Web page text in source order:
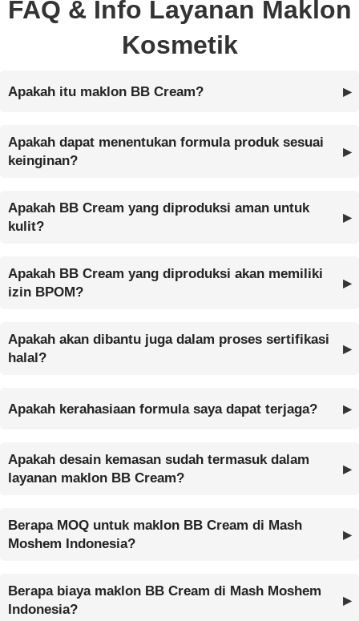
FAQ & Info Layanan Maklon
Kosmetik
Apakah itu maklon BB Cream?
Apakah dapat menentukan formula produk sesuai
keinginan?
Apakah BB Cream yang diproduksi aman untuk
kulit?
Apakah BB Cream yang diproduksi akan memiliki
izin BPOM?
Apakah akan dibantu juga dalam proses sertifikasi
halal?
Apakah kerahasiaan formula saya dapat terjaga?
Apakah desain kemasan sudah termasuk dalam
layanan maklon BB Cream?
Berapa MOQ untuk maklon BB Cream di Mash
Moshem Indonesia?
Berapa biaya maklon BB Cream di Mash Moshem
Indonesia?